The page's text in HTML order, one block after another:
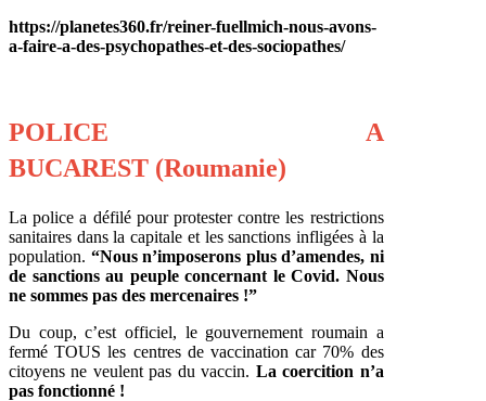
https://planetes360.fr/reiner-fuellmich-nous-avons-
a-faire-a-des-psychopathes-et-des-sociopathes/
POLICE A
BUCAREST (Roumanie)
La police a défilé pour protester contre les restrictions
sanitaires dans la capitale et les sanctions infligées à la
population. “Nous n’imposerons plus d’amendes, ni
de sanctions au peuple concernant le Covid. Nous
ne sommes pas des mercenaires !”
Du coup, c’est officiel, le gouvernement roumain a
fermé TOUS les centres de vaccination car 70% des
citoyens ne veulent pas du vaccin. La coercition n’a
pas fonctionné !